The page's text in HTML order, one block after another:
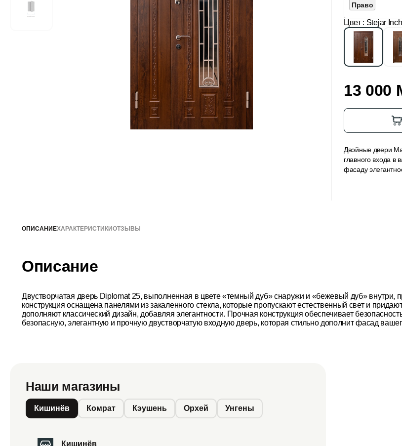
Право
Цвет : Stejar
13 000
Двойные двери
главного входа в
фасаду
ОПИСАНИЕХАРАКТЕРИСТИКИОТЗЫВЫ
Описание
Двустворчатая дверь Diplomat 25, выполненная в цвете «темный дуб» снаружи и «бежевый дуб» внутри,
конструкция оснащена панелями из закаленного стекла, которые пропускают естественный свет и
дополняют классический дизайн, добавляя элегантности. Прочная конструкция обеспечивает
безопасную, элегантную и прочную двустворчатую входную дверь, которая стильно дополнит фасад
Наши магазины
Кишинёв Комрат Кэушень Орхей Унгены
Кишинёв